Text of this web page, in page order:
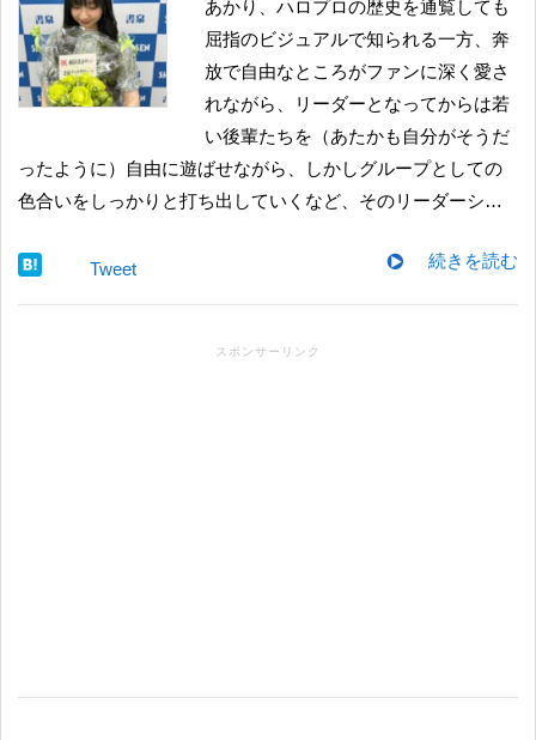
あかり、ハロプロの歴史を通覧しても
屈指のビジュアルで知られる一方、奔
放で自由なところがファンに深く愛さ
れながら、リーダーとなってからは若
い後輩たちを（あたかも自分がそうだ
ったように）自由に遊ばせながら、しかしグループとしての
色合いをしっかりと打ち出していくなど、そのリーダーシ…
続きを読む
Tweet
スポンサーリンク